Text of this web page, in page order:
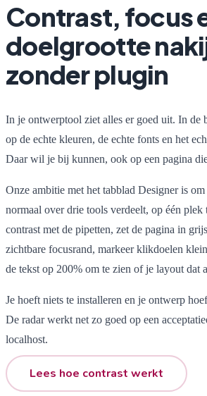
Contrast, focus
doelgrootte
zonder plugin
In je ontwerptool ziet alles er goed uit. In de
op de echte kleuren, de echte fonts en het
Daar wil je bij kunnen, ook op een pagina
Onze ambitie met het tabblad Designer is
normaal over drie tools verdeelt, op één plek
contrast met de pipetten, zet de pagina in
zichtbare focusrand, markeer klikdoelen
de tekst op 200% om te zien of je layout dat
Je hoeft niets te installeren en je ontwerp
De radar werkt net zo goed op een
localhost.
Lees hoe contrast werkt